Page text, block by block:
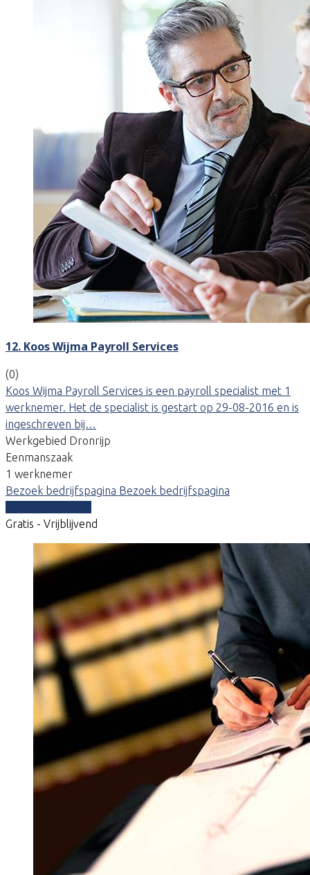
12. Koos Wijma Payroll Services
(0)
Koos Wijma Payroll Services is een payroll specialist met 1
werknemer. Het de specialist is gestart op 29-08-2016 en is
ingeschreven bij…
Werkgebied Dronrijp
Eenmanszaak
1 werknemer
Bezoek bedrijfspagina Bezoek bedrijfspagina
Gratis - Vrijblijvend